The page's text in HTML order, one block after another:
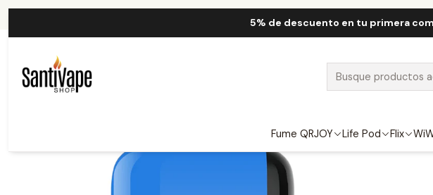
5% de descuento en tu primera
Fume QRJOY Life Pod Flix